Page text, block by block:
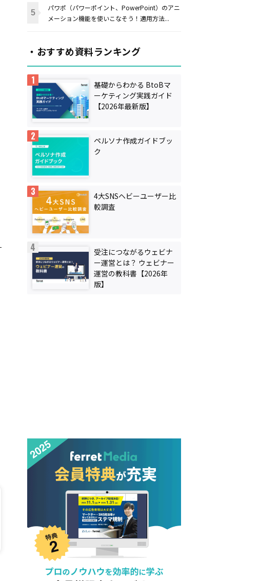
パワポ（パワーポイント、PowerPoint）のアニ
メーション機能を使いこなそう！適用方法...
・おすすめ資料ランキング
基礎からわかる BtoBマ
ーケティング実践ガイド
【2026年最新版】
ペルソナ作成ガイドブッ
ク
4大SNSヘビーユーザー比
較調査
受注につながるウェビナ
ー運営とは？ ウェビナー
運営の教科書【2026年
版】